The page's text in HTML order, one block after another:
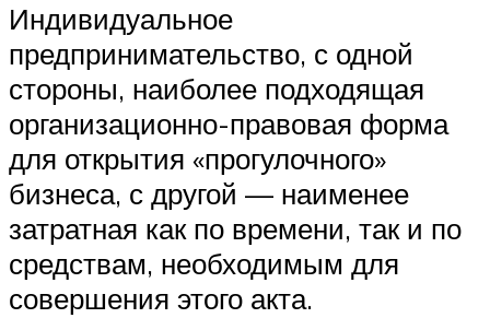
Индивидуальное
предпринимательство, с одной
стороны, наиболее подходящая
организационно-правовая форма
для открытия «прогулочного»
бизнеса, с другой — наименее
затратная как по времени, так и по
средствам, необходимым для
совершения этого акта.